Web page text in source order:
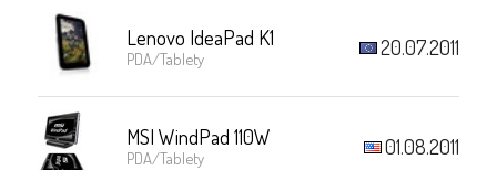
Lenovo IdeaPad K1
PDA/Tablety 20.07.2011
MSI WindPad 110W
PDA/Tablety 01.08.2011